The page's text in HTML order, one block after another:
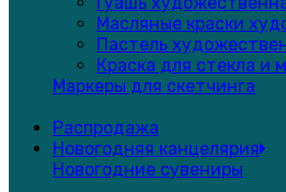
Масляные краски
Пастель
Краска для стекла и
Маркеры для скетчинга
Распродажа
Новогодняя канцелярия
Новогодние сувениры